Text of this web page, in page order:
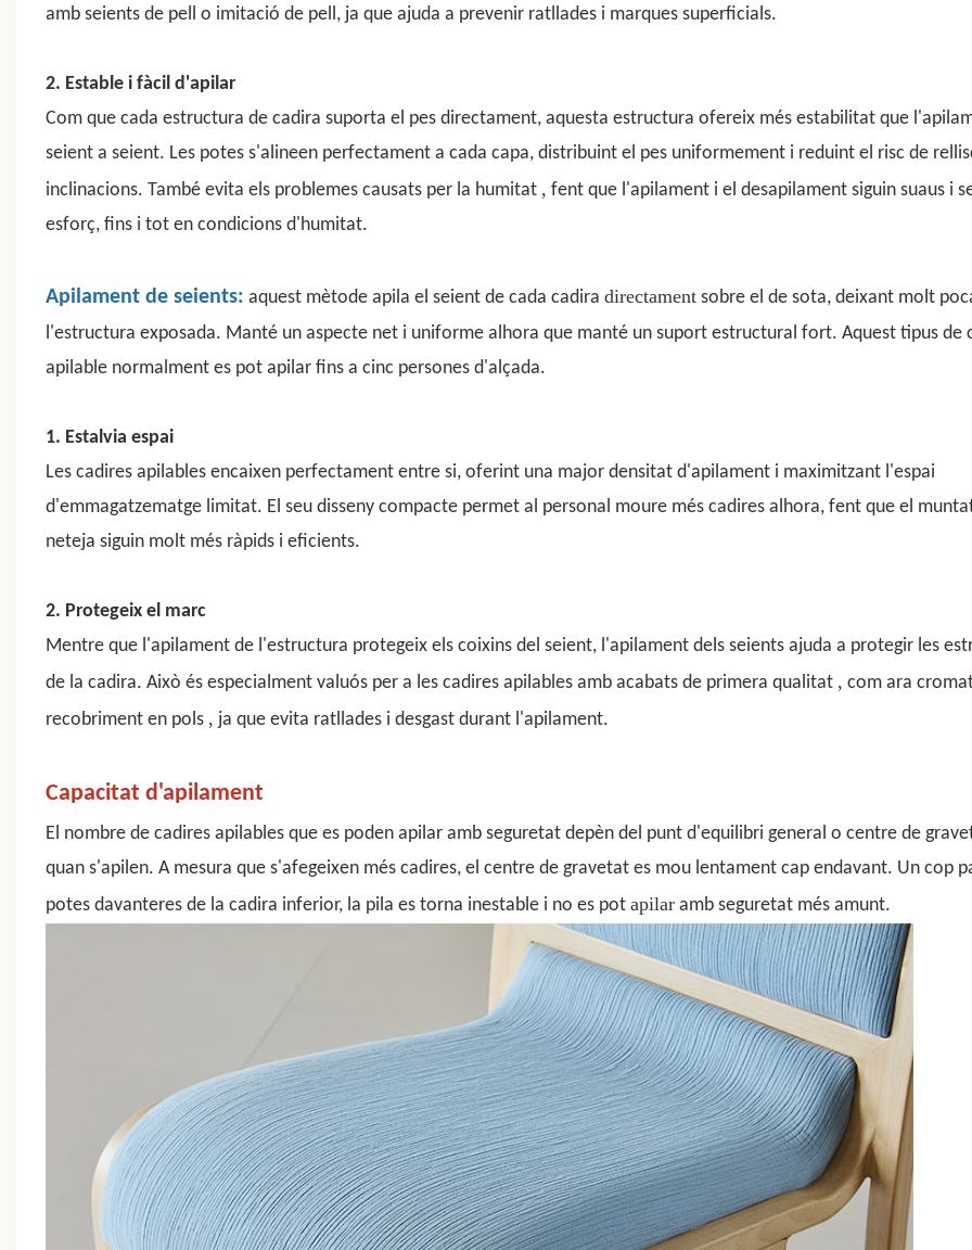
amb seients de pell o imitació de pell, ja que ajuda a prevenir ratllades i marques superficials.
2. Estable i fàcil d'apilar
Com que cada estructura de cadira suporta el pes directament, aquesta estructura ofereix més estabilitat que
seient a seient. Les potes s'alineen perfectament a cada capa, distribuint el pes uniformement i reduint el risc de
inclinacions. També evita els problemes causats per la humitat , fent que l'apilament i el desapilament siguin suaus i
esforç, fins i tot en condicions d'humitat.
Apilament de seients: aquest mètode apila el seient de cada cadira directament sobre el de sota, deixant molt
l'estructura exposada. Manté un aspecte net i uniforme alhora que manté un suport estructural fort. Aquest tipus de
apilable normalment es pot apilar fins a cinc persones d'alçada.
1. Estalvia espai
Les cadires apilablesencaixen perfectament entre si, oferint una major densitat d'apilament i maximitzant l'espai
d'emmagatzematge limitat. El seu disseny compacte permet al personal moure més cadires alhora, fent que el
neteja siguin molt més ràpids i eficients.
2. Protegeix el marc
Mentre que l'apilament de l'estructura protegeix els coixins del seient, l'apilament dels seients ajuda a protegir les
de la cadira. Això és especialment valuós per a les cadires apilables amb acabats de primera qualitat , com ara
recobriment en pols , ja que evita ratllades i desgast durant l'apilament.
Capacitat d'apilament
El nombre de cadires apilablesque es poden apilar amb seguretat depèn del punt d'equilibri general o centre de
quan s'apilen. A mesura que s'afegeixen més cadires, el centre de gravetat es mou lentament cap endavant. Un cop
potes davanteres de la cadira inferior, la pila es torna inestable i no es pot apilar amb seguretat més amunt.